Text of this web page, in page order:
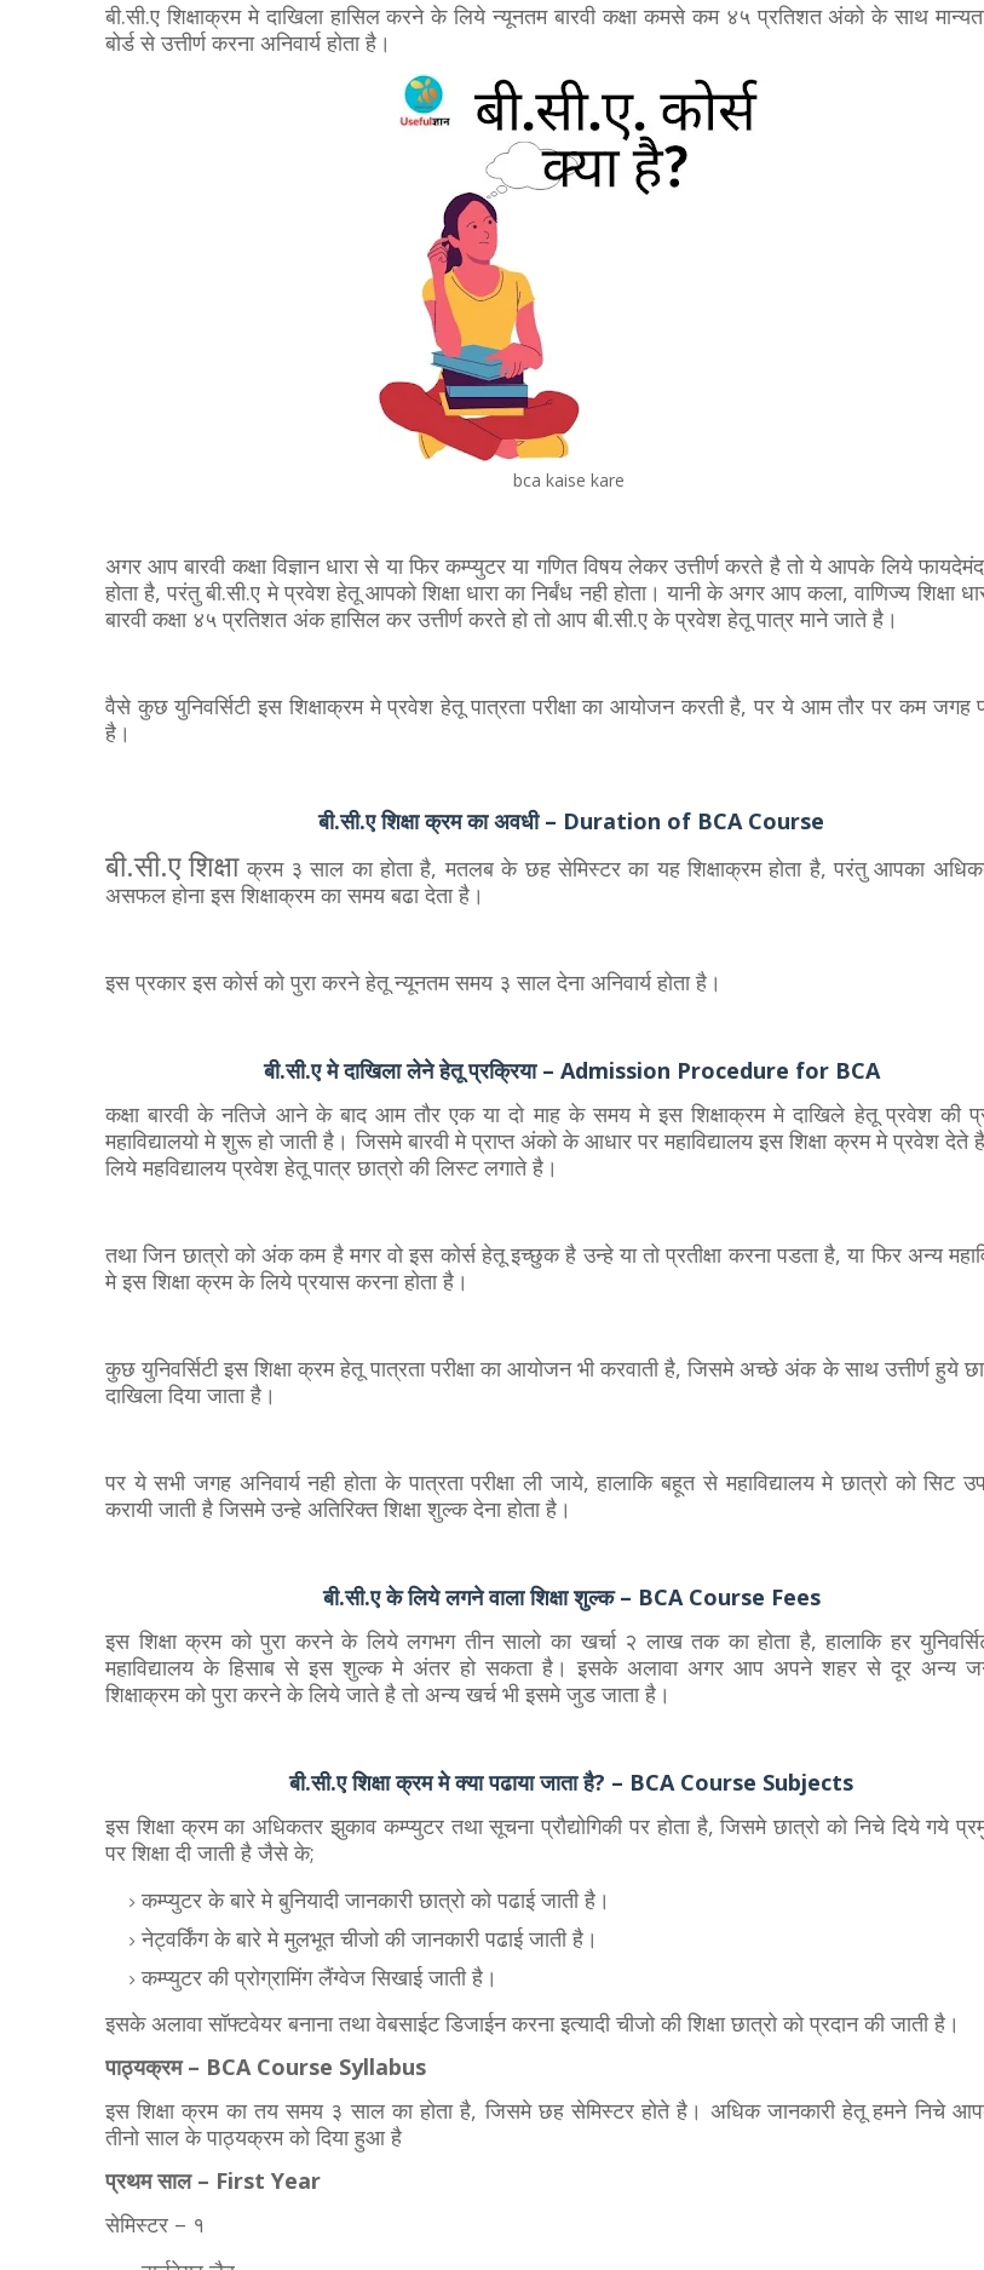
बी.सी.ए शिक्षाक्रम मे दाखिला हासिल करने के लिये न्यूनतम बारवी कक्षा कमसे कम ४५ प्रतिशत अंको के साथ
बोर्ड से उत्तीर्ण करना अनिवार्य होता है।
bca kaise kare
अगर आप बारवी कक्षा विज्ञान धारा से या फिर कम्प्युटर या गणित विषय लेकर उत्तीर्ण करते है तो ये आपके लिये
होता है, परंतु बी.सी.ए मे प्रवेश हेतू आपको शिक्षा धारा का निर्बंध नही होता। यानी के अगर आप कला, वाणिज्य शिक्षा
बारवी कक्षा ४५ प्रतिशत अंक हासिल कर उत्तीर्ण करते हो तो आप बी.सी.ए के प्रवेश हेतू पात्र माने जाते है।
वैसे कुछ युनिवर्सिटी इस शिक्षाक्रम मे प्रवेश हेतू पात्रता परीक्षा का आयोजन करती है, पर ये आम तौर पर कम जगह
है।
बी.सी.ए शिक्षा क्रम का अवधी – Duration of BCA Course
बी.सी.ए शिक्षाक्रम ३ साल का होता है, मतलब के छह सेमिस्टर का यह शिक्षाक्रम होता है, परंतु आपका
असफल होना इस शिक्षाक्रम का समय बढा देता है।
इस प्रकार इस कोर्स को पुरा करने हेतू न्यूनतम समय ३ साल देना अनिवार्य होता है।
बी.सी.ए मे दाखिला लेने हेतू प्रक्रिया – Admission Procedure for BCA
कक्षा बारवी के नतिजे आने के बाद आम तौर एक या दो माह के समय मे इस शिक्षाक्रम मे दाखिले हेतू प्रवेश की
महाविद्यालयो मे शुरू हो जाती है। जिसमे बारवी मे प्राप्त अंको के आधार पर महाविद्यालय इस शिक्षा क्रम मे प्रवेश
लिये महविद्यालय प्रवेश हेतू पात्र छात्रो की लिस्ट लगाते है।
तथा जिन छात्रो को अंक कम है मगर वो इस कोर्स हेतू इच्छुक है उन्हे या तो प्रतीक्षा करना पडता है, या फिर अन्य
मे इस शिक्षा क्रम के लिये प्रयास करना होता है।
कुछ युनिवर्सिटी इस शिक्षा क्रम हेतू पात्रता परीक्षा का आयोजन भी करवाती है, जिसमे अच्छे अंक के साथ उत्तीर्ण हुये
दाखिला दिया जाता है।
पर ये सभी जगह अनिवार्य नही होता के पात्रता परीक्षा ली जाये, हालाकि बहूत से महाविद्यालय मे छात्रो को सिट
करायी जाती है जिसमे उन्हे अतिरिक्त शिक्षा शुल्क देना होता है।
बी.सी.ए के लिये लगने वाला शिक्षा शुल्क – BCA Course Fees
इस शिक्षा क्रम को पुरा करने के लिये लगभग तीन सालो का खर्चा २ लाख तक का होता है, हालाकि हर
महाविद्यालय के हिसाब से इस शुल्क मे अंतर हो सकता है। इसके अलावा अगर आप अपने शहर से दूर अन्य
शिक्षाक्रम को पुरा करने के लिये जाते है तो अन्य खर्च भी इसमे जुड जाता है।
बी.सी.ए शिक्षा क्रम मे क्या पढाया जाता है? – BCA Course Subjects
इस शिक्षा क्रम का अधिकतर झुकाव कम्प्युटर तथा सूचना प्रौद्योगिकी पर होता है, जिसमे छात्रो को निचे दिये गये
पर शिक्षा दी जाती है जैसे के;
कम्प्युटर के बारे मे बुनियादी जानकारी छात्रो को पढाई जाती है।
नेट्वर्किंग के बारे मे मुलभूत चीजो की जानकारी पढाई जाती है।
कम्प्युटर की प्रोग्रामिंग लैंग्वेज सिखाई जाती है।
इसके अलावा सॉफ्टवेयर बनाना तथा वेबसाईट डिजाईन करना इत्यादी चीजो की शिक्षा छात्रो को प्रदान की जाती है।
पाठ्यक्रम – BCA Course Syllabus
इस शिक्षा क्रम का तय समय ३ साल का होता है, जिसमे छह सेमिस्टर होते है। अधिक जानकारी हेतू हमने निचे
तीनो साल के पाठ्यक्रम को दिया हुआ है
प्रथम साल – First Year
सेमिस्टर – १